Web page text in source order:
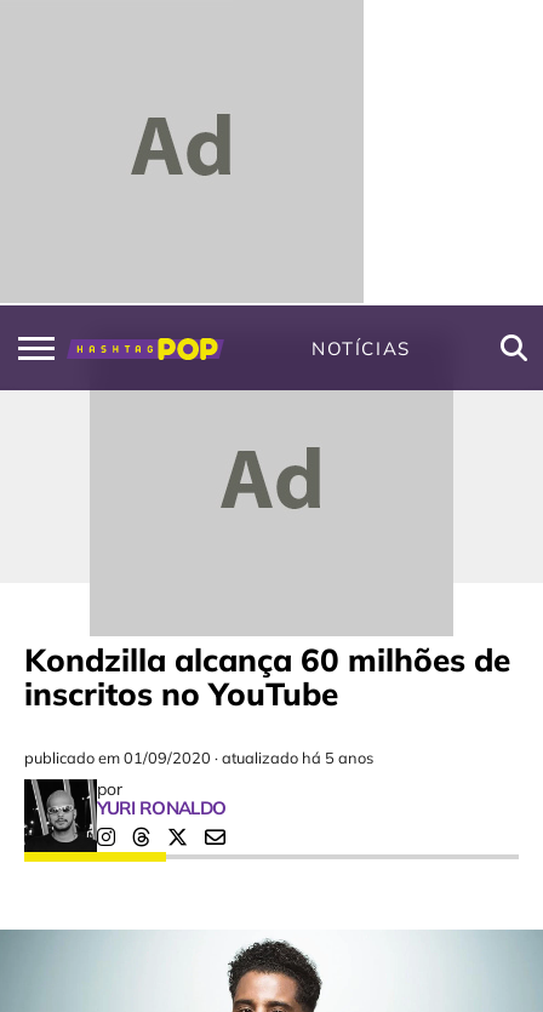
NOTÍCIAS
Kondzilla alcança 60 milhões de
inscritos no YouTube
publicado em01/09/2020 ·atualizado há 5 anos
por
YURI RONALDO